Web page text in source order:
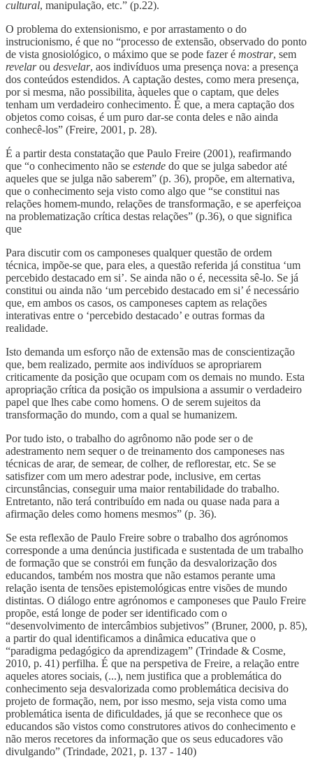
cultural, manipulação, etc.” (p.22).
O problema do extensionismo, e por arrastamento o do
instrucionismo, é que no “processo de extensão, observado do ponto
de vista gnosiológico, o máximo que se pode fazer é mostrar, sem
revelarou desvelar, aos indivíduos uma presença nova: a presença
dos conteúdos estendidos. A captação destes, como mera presença,
por si mesma, não possibilita, àqueles que o captam, que deles
tenham um verdadeiro conhecimento. É que, a mera captação dos
objetos como coisas, é um puro dar-se conta deles e não ainda
conhecê-los” (Freire, 2001, p. 28).
É a partir desta constatação que Paulo Freire (2001), reafirmando
que “o conhecimento não se estende do que se julga sabedor até
aqueles que se julga não saberem” (p. 36), propõe, em alternativa,
que o conhecimento seja visto como algo que “se constitui nas
relações homem-mundo, relações de transformação, e se aperfeiçoa
na problematização crítica destas relações” (p.36), o que significa
que
Para discutir com os camponeses qualquer questão de ordem
técnica, impõe-se que, para eles, a questão referida já constitua ‘um
percebido destacado em si’. Se ainda não o é, necessita sê-lo. Se já
constitui ou ainda não ‘um percebido destacado em si’ é necessário
que, em ambos os casos, os camponeses captem as relações
interativas entre o ‘percebido destacado’ e outras formas da
realidade.
Isto demanda um esforço não de extensão mas de conscientização
que, bem realizado, permite aos indivíduos se apropriarem
criticamente da posição que ocupam com os demais no mundo. Esta
apropriação crítica da posição os impulsiona a assumir o verdadeiro
papel que lhes cabe como homens. O de serem sujeitos da
transformação do mundo, com a qual se humanizem.
Por tudo isto, o trabalho do agrônomo não pode ser o de
adestramento nem sequer o de treinamento dos camponeses nas
técnicas de arar, de semear, de colher, de reflorestar, etc. Se se
satisfizer com um mero adestrar pode, inclusive, em certas
circunstâncias, conseguir uma maior rentabilidade do trabalho.
Entretanto, não terá contribuído em nada ou quase nada para a
afirmação deles como homens mesmos” (p. 36).
Se esta reflexão de Paulo Freire sobre o trabalho dos agrónomos
corresponde a uma denúncia justificada e sustentada de um trabalho
de formação que se constrói em função da desvalorização dos
educandos, também nos mostra que não estamos perante uma
relação isenta de tensões epistemológicas entre visões de mundo
distintas. O diálogo entre agrónomos e camponeses que Paulo Freire
propõe, está longe de poder ser identificado com o
“desenvolvimento de intercâmbios subjetivos” (Bruner, 2000, p. 85),
a partir do qual identificamos a dinâmica educativa que o
“paradigma pedagógico da aprendizagem” (Trindade & Cosme,
2010, p. 41) perfilha. É que na perspetiva de Freire, a relação entre
aqueles atores sociais, (...), nem justifica que a problemática do
conhecimento seja desvalorizada como problemática decisiva do
projeto de formação, nem, por isso mesmo, seja vista como uma
problemática isenta de dificuldades, já que se reconhece que os
educandos são vistos como construtores ativos do conhecimento e
não meros recetores da informação que os seus educadores vão
divulgando” (Trindade, 2021, p. 137 - 140)